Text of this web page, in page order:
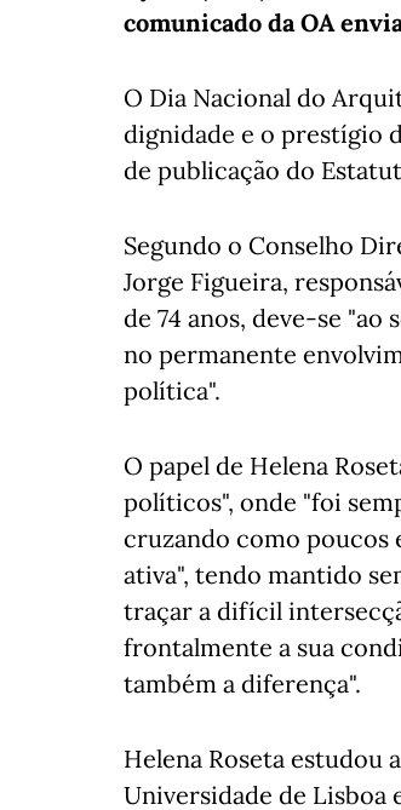
comunicado da OA
O Dia Nacional do
dignidade e o prestígio
de publicação do
Segundo o Conselho
Jorge Figueira,
de 74 anos, deve-se
no permanente
política".
O papel de Helena
políticos", onde "foi
cruzando como poucos
ativa", tendo mantido
traçar a difícil
frontalmente a sua
também a diferença".
Helena Roseta estudou
Universidade de